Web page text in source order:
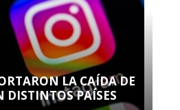
LA CAÍDA DE
DISTINTOS PAÍSES